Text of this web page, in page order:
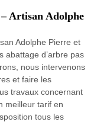
Artisan Adolphe
Adolphe Pierre et
abattage d’arbre pas
nous intervenons
et faire les
travaux concernant
meilleur tarif en
tous les